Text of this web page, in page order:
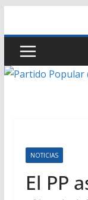
contenido
NOTICIAS
El PP